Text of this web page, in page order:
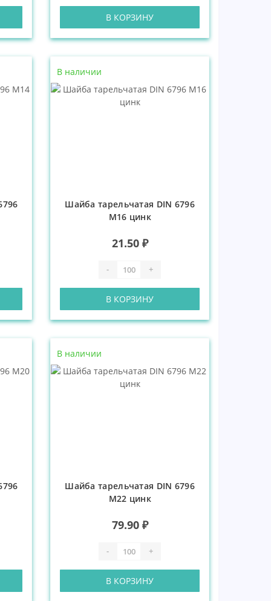
В КОРЗИНУ
В наличии
Шайба тарельчатая DIN 6796
М16 цинк
21.50 ₽
- +
В КОРЗИНУ
В наличии
Шайба тарельчатая DIN 6796
М22 цинк
79.90 ₽
- +
В КОРЗИНУ